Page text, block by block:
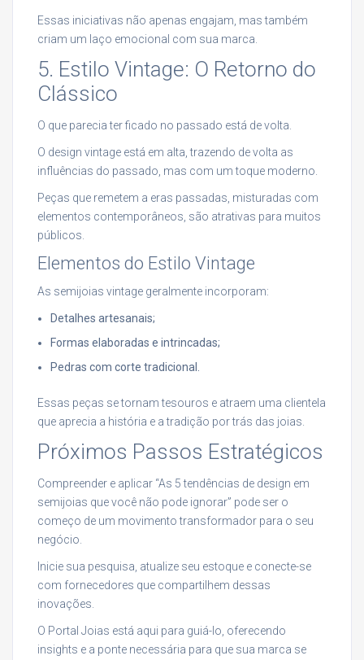
Essas iniciativas não apenas engajam, mas também
criam um laço emocional com sua marca.
5. Estilo Vintage: O Retorno do
Clássico
O que parecia ter ficado no passado está de volta.
O design vintage está em alta, trazendo de volta as
influências do passado, mas com um toque moderno.
Peças que remetem a eras passadas, misturadas com
elementos contemporâneos, são atrativas para muitos
públicos.
Elementos do Estilo Vintage
As semijoias vintage geralmente incorporam:
Detalhes artesanais;
Formas elaboradas e intrincadas;
Pedras com corte tradicional.
Essas peças se tornam tesouros e atraem uma clientela
que aprecia a história e a tradição por trás das joias.
Próximos Passos Estratégicos
Compreender e aplicar “As 5 tendências de design em
semijoias que você não pode ignorar” pode ser o
começo de um movimento transformador para o seu
negócio.
Inicie sua pesquisa, atualize seu estoque e conecte-se
com fornecedores que compartilhem dessas
inovações.
O Portal Joias está aqui para guiá-lo, oferecendo
insights e a ponte necessária para que sua marca se